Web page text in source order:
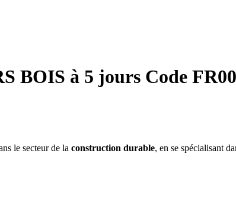
BOIS à 5 jours Code
le secteur de la construction durable, en se spécialisant